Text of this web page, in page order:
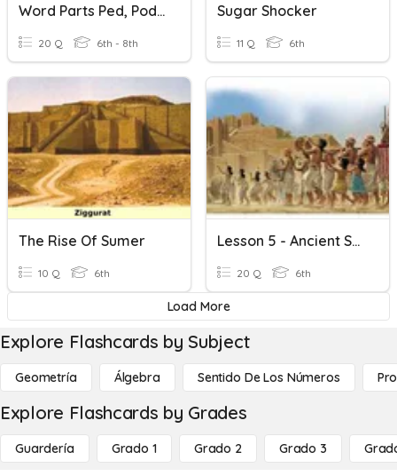
Word Parts Ped, Pod, Counter-, And Contra-
20 Q 6th - 8th
Sugar Shocker
11 Q 6th
The Rise Of Sumer
10 Q 6th
Lesson 5 - Ancient Sumer
20 Q 6th
Load More
Explore Flashcards by Subject
Geometría Álgebra Sentido De Los Números
Explore Flashcards by Grades
Guardería Grado 1 Grado 2 Grado 3